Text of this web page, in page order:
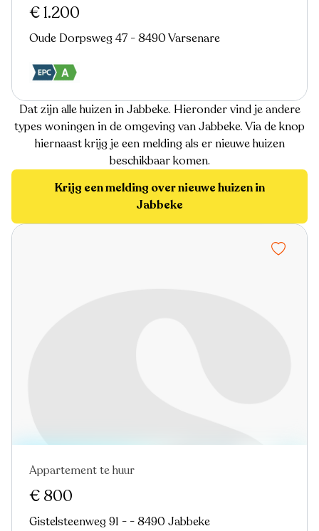
€ 1.200
Oude Dorpsweg 47 - 8490 Varsenare
Dat zijn alle huizen in Jabbeke. Hieronder vind je andere
types woningen in de omgeving van Jabbeke. Via de knop
hiernaast krijg je een melding als er nieuwe huizen
beschikbaar komen.
Krijg een melding over nieuwe huizen in
Jabbeke
Appartement te huur
€ 800
Gistelsteenweg 91 - - 8490 Jabbeke